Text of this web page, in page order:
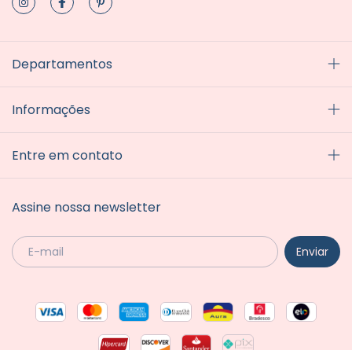
Departamentos
Informações
Entre em contato
Assine nossa newsletter